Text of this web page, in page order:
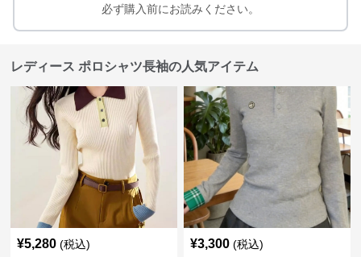
必ず購入前にお読みください。
レディース ポロシャツ長袖の人気アイテム
¥5,280 (税込) ¥3,300 (税込)